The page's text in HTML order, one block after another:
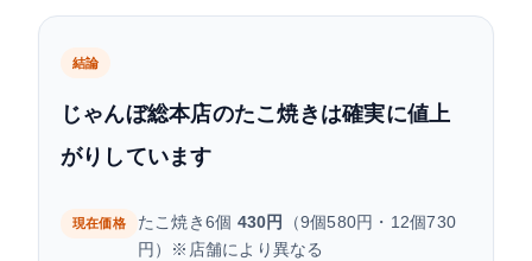
よくある質問
結論
じゃんぼ総本店のたこ焼きは確実に値上
がりしています
現在価格 たこ焼き6個 430円
（9個580円・12個730
円）※店舗により異なる